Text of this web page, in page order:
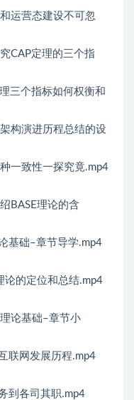
运营态建设不可忽
CAP定理的三个指
三个指标如何权衡和
构演进历程总结的设
一致性一探究竟.mp4
BASE理论的含
基础–章节导学.mp4
的定位和总结.mp4
论基础–章节小
联网发展历程.mp4
到各司其职.mp4